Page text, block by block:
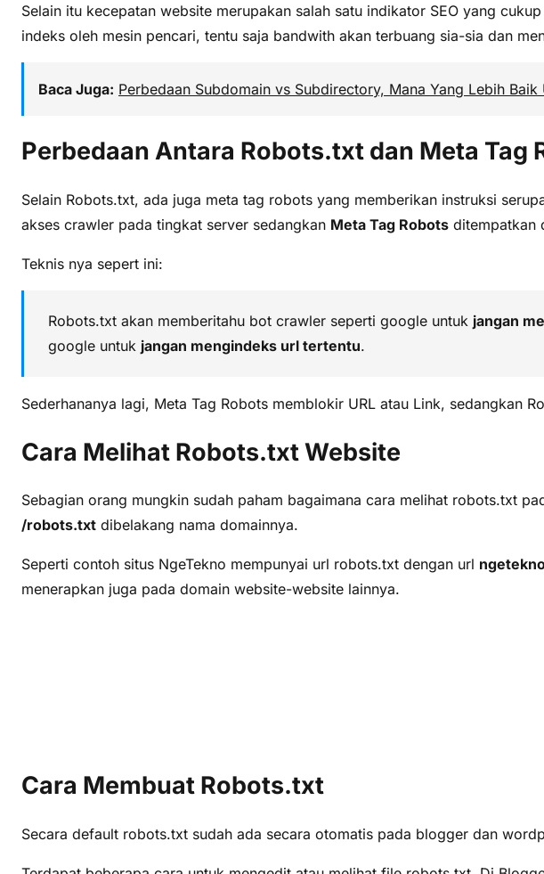
Selain itu kecepatan website merupakan salah satu indikator SEO yang
indeks oleh mesin pencari, tentu saja bandwith akan terbuang sia-sia dan
Baca Juga: Perbedaan Subdomain vs Subdirectory, Mana Yang Lebih Baik
Perbedaan Antara Robots.txt dan Meta Tag
Selain Robots.txt, ada juga meta tag robots yang memberikan instruksi
akses crawler pada tingkat server sedangkan Meta Tag Robots ditempatkan
Teknis nya sepert ini:
Robots.txt akan memberitahu bot crawler seperti google untuk jangan
google untuk jangan mengindeks url tertentu.
Sederhananya lagi, Meta Tag Robots memblokir URL atau Link, sedangkan
Cara Melihat Robots.txt Website
Sebagian orang mungkin sudah paham bagaimana cara melihat robots.txt
/robots.txt dibelakang nama domainnya.
Seperti contoh situs NgeTekno mempunyai url robots.txt dengan url
menerapkan juga pada domain website-website lainnya.
Cara Membuat Robots.txt
Secara default robots.txt sudah ada secara otomatis pada blogger dan